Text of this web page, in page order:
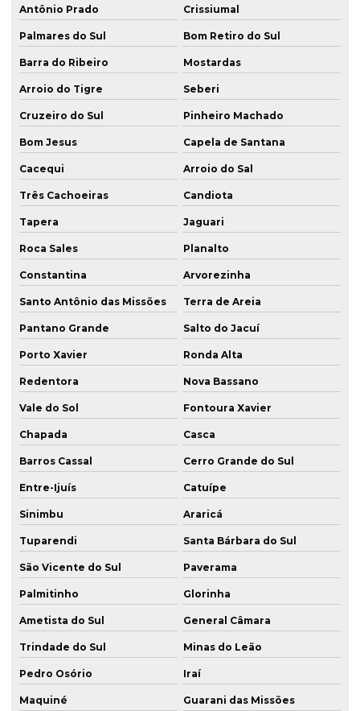
Serviço de estaca raiz sc
Serviço de fundação
Solução em parede diafragma rs
Solução em parede diafragma sc
Sondagem mista
Sondagem mista e rotativa
Sondagem em porto alegre
Sondagem rotativa para análise de solo rs
Sondagem rotativa em rocha
Sondagem de solo a percussão
Sondagem de solo porto alegre
Sondagem spt porto alegre
Tirantes em florianópolis
Tirantes em itapema
Tirantes em passo fundo
Tirantes em porto alegre
Tirantes em santa maria
Antônio Prado Crissiumal
Palmares do Sul Bom Retiro do Sul
Barra do Ribeiro Mostardas
Arroio do Tigre Seberi
Cruzeiro do Sul Pinheiro Machado
Bom Jesus Capela de Santana
Cacequi Arroio do Sal
Três Cachoeiras Candiota
Tapera Jaguari
Roca Sales Planalto
Constantina Arvorezinha
Santo Antônio das Missões Terra de Areia
Pantano Grande Salto do Jacuí
Porto Xavier Ronda Alta
Redentora Nova Bassano
Vale do Sol Fontoura Xavier
Chapada Casca
Barros Cassal Cerro Grande do Sul
Entre-Ijuís Catuípe
Sinimbu Araricá
Tuparendi Santa Bárbara do Sul
São Vicente do Sul Paverama
Palmitinho Glorinha
Ametista do Sul General Câmara
Trindade do Sul Minas do Leão
Pedro Osório Iraí
Maquiné Guarani das Missões